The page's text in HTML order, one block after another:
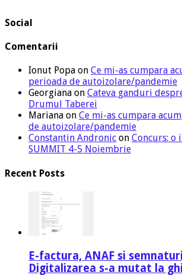
Social
Comentarii
Ionut Popa on Ce mi-as cumpara
perioada de autoizolare/pandemie
Georgiana on Cateva ganduri
Drumul Taberei
Mariana on Ce mi-as cumpara
de autoizolare/pandemie
Constantin Andronic on Concurs: o
SUMMIT 4-5 Noiembrie
Recent Posts
E-factura, ANAF si
Digitalizarea s-a mutat la